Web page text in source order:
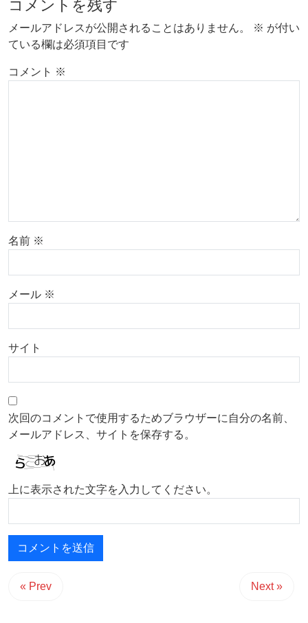
コメントを残す
メールアドレスが公開されることはありません。 ※ が付い
ている欄は必須項目です
コメント ※
名前 ※
メール ※
サイト
次回のコメントで使用するためブラウザーに自分の名前、
メールアドレス、サイトを保存する。
上に表示された文字を入力してください。
« Prev Next »